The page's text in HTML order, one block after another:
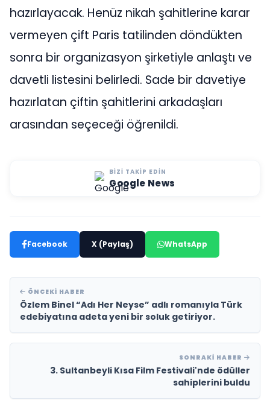
hazırlayacak. Henüz nikah şahitlerine karar
vermeyen çift Paris tatilinden döndükten
sonra bir organizasyon şirketiyle anlaştı ve
davetli listesini belirledi. Sade bir davetiye
hazırlatan çiftin şahitlerini arkadaşları
arasından seçeceği öğrenildi.
BIZI TAKIP EDIN
Google News
Facebook X (Paylaş) WhatsApp
ÖNCEKI HABER
Özlem Binel “Adı Her Neyse” adlı romanıyla Türk
edebiyatına adeta yeni bir soluk getiriyor.
SONRAKI HABER
3. Sultanbeyli Kısa Film Festivali'nde ödüller
sahiplerini buldu